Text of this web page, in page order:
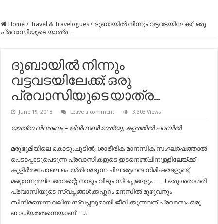
Home / Travel & Travelogues / ദുബായിൽ നിന്നും വട്ടവടയിലേക്ക്; ഒരു
പ്രവാസിയുടെ യാത്ര…
ദുബായിൽ നിന്നും
വട്ടവടയിലേക്ക്; ഒരു
പ്രവാസിയുടെ യാത്ര…
June 19, 2018 Leave a comment 3,303 Views
യാത്രാ വിവരണം – ജിൻസൺ മാത്യു, കളത്തിൽ പറമ്പിൽ.
മരുഭൂമിയിലെ കൊടുംചൂടിൽ, ശാരീരിക മാനസിക സംഘർഷത്താൽ
പെടാപ്പാടുപെടുന്ന പ്രവാസികളുടെ ഇടനെഞ്ചിനുള്ളിലേയ്ക്ക്
കുളിർമഴപോലെ പെയ്തിറങ്ങുന്ന ചില ആനന്ദ നിമിഷങ്ങളുണ്ട്,
മറ്റൊന്നുമല്ല അവന്റെ നാടും വീടും സ്വപ്നങ്ങളും……! ഒരു ശരാശരി
പ്രവാസിയുടെ സ്വപ്നങ്ങൾക്കപ്പുറം മനസിൽ മുഴുവനും
സിനിമയെന്ന വലിയ സ്വപ്നവുമായി ജീവിക്കുന്നവന് പ്രവാസം ഒരു
ബാധ്യതതന്നെയാണ്…..!